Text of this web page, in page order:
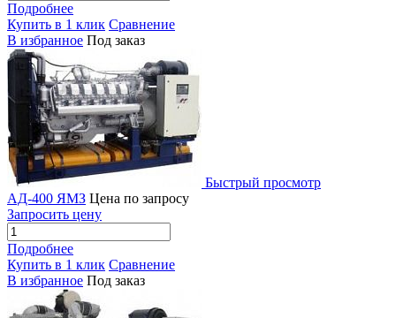
Подробнее
Купить в 1 клик Сравнение
В избранное Под заказ
Быстрый просмотр
АД-400 ЯМЗ Цена по запросу
Запросить цену
Подробнее
Купить в 1 клик Сравнение
В избранное Под заказ